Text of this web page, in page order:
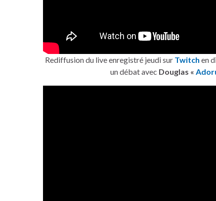
Rediffusion du live enregistré jeudi sur Twitch en
un débat avec Douglas «